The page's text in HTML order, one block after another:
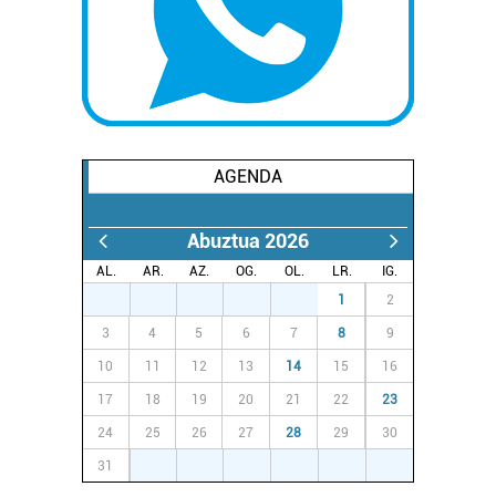
AGENDA
Abuztua 2026
AL. AR. AZ. OG. OL. LR.
IG.
1 2
3 4 5 6 7 8 9
10 11 12 13 14 15 16
17 18 19 20 21 22 23
24 25 26 27 28 29 30
31